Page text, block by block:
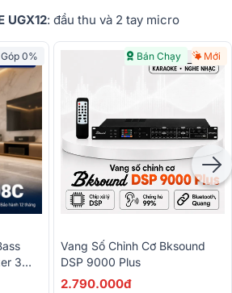
UGX12: đầu thu và 2 tay micro
0%
3
Bán Chạy Mới
Vang Số Chỉnh Cơ Bksound
DSP 9000 Plus
2.790.000đ